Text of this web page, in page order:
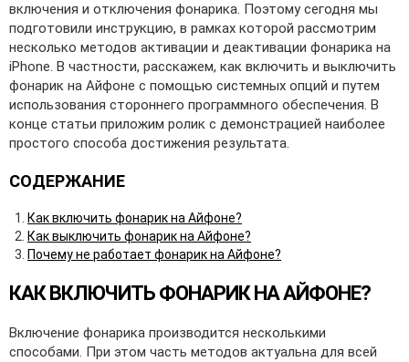
включения и отключения фонарика. Поэтому сегодня мы
подготовили инструкцию, в рамках которой рассмотрим
несколько методов активации и деактивации фонарика на
iPhone. В частности, расскажем, как включить и выключить
фонарик на Айфоне с помощью системных опций и путем
использования стороннего программного обеспечения. В
конце статьи приложим ролик с демонстрацией наиболее
простого способа достижения результата.
СОДЕРЖАНИЕ
Как включить фонарик на Айфоне?
Как выключить фонарик на Айфоне?
Почему не работает фонарик на Айфоне?
КАК ВКЛЮЧИТЬ ФОНАРИК НА АЙФОНЕ?
Включение фонарика производится несколькими
способами. При этом часть методов актуальна для всей